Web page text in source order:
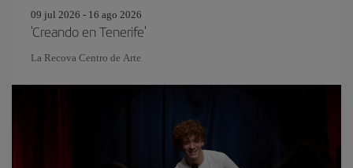
09 jul 2026 - 16 ago 2026
'Creando en Tenerife'
La Recova Centro de Arte